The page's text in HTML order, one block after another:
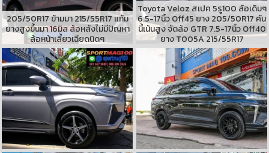
205/50R17 ข้ามมา 215/55R17 แก้ม
ยางสูงขึ้นมา 16มิล ล้อหลังไม่มีปัญหา
ล้อหน้าเลี้ยวเฉียดนิดๆ
Toyota Veloz สเปค 5รู100 ล้อเดิมๆ
6.5-17นิ้ว Off45 ยาง 205/50R17 คัน
นี้เน้นสูง จัดล้อ GTR 7.5-17นิ้ว Off40
ยาง T005A 215/55R17